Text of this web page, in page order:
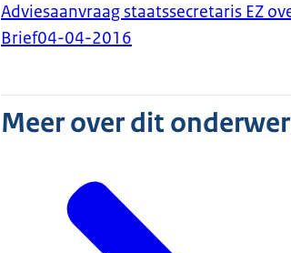
Adviesaanvraag staatssecretaris EZ
Brief04-04-2016
Meer over dit